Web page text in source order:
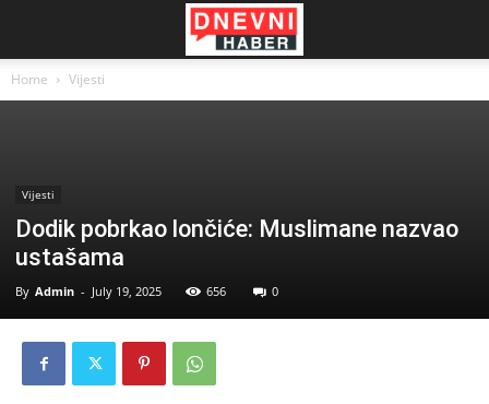
Home Vijesti
Vijesti
Dodik pobrkao lončiće: Muslimane nazvao
ustašama
By Admin - July 19, 2025 656 0